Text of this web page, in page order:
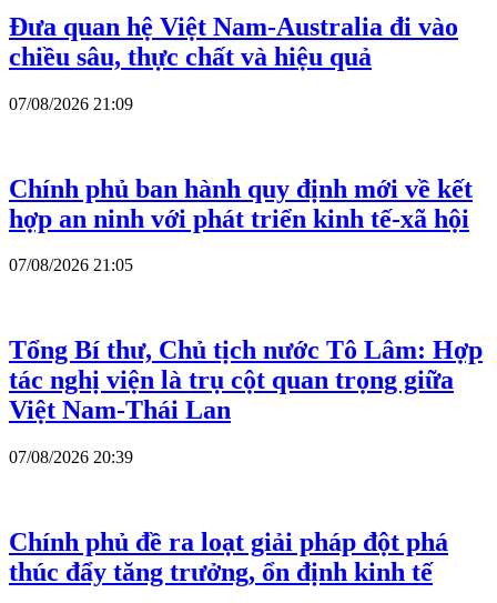
Đưa quan hệ Việt Nam-Australia đi vào
chiều sâu, thực chất và hiệu quả
07/08/2026 21:09
Chính phủ ban hành quy định mới về kết
hợp an ninh với phát triển kinh tế-xã hội
07/08/2026 21:05
Tổng Bí thư, Chủ tịch nước Tô Lâm: Hợp
tác nghị viện là trụ cột quan trọng giữa
Việt Nam-Thái Lan
07/08/2026 20:39
Chính phủ đề ra loạt giải pháp đột phá
thúc đẩy tăng trưởng, ổn định kinh tế